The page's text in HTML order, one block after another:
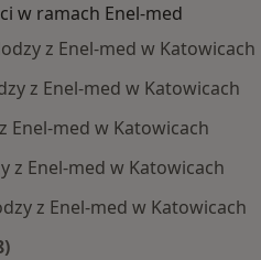
w ramach Enel-med
z Enel-med w Katowicach
z Enel-med w Katowicach
Enel-med w Katowicach
z Enel-med w Katowicach
z Enel-med w Katowicach